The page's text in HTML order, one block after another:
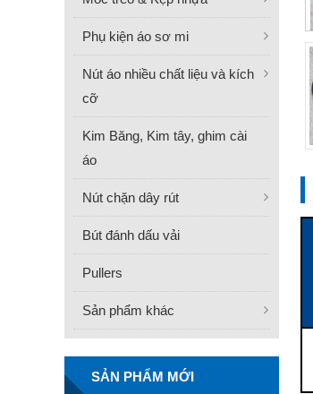
Phụ kiện áo sơ mi
Nút áo nhiều chất liệu và kích
cỡ
Kim Băng, Kim tây, ghim cài
áo
Nút chặn dây rút
Bút đánh dấu vải
Pullers
Sản phẩm khác
SẢN PHẨM MỚI
FN -25 Needle – Kim Gắn
34.3mm
Liên hệ